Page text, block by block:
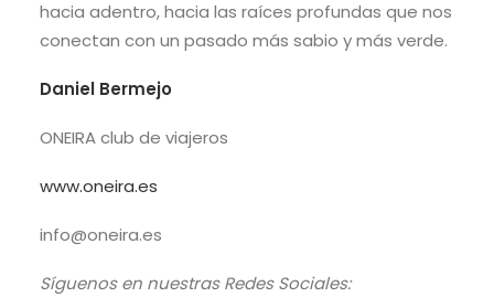
hacia adentro, hacia las raíces profundas que nos
conectan con un pasado más sabio y más verde.
Daniel Bermejo
ONEIRA club de viajeros
www.oneira.es
info@oneira.es
Síguenos en nuestras Redes Sociales: